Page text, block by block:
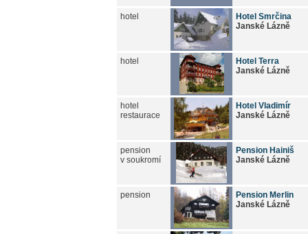
hotel
Hotel Smrčina
Janské Lázně
hotel
Hotel Terra
Janské Lázně
hotel
restaurace
Hotel Vladimír
Janské Lázně
pension
v soukromí
Pension Hainiš
Janské Lázně
pension
Pension Merlin
Janské Lázně